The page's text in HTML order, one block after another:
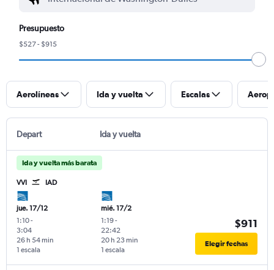
Presupuesto
$527 - $915
Aerolíneas Ida y vuelta Escalas
Depart Ida y vuelta
Ida y vuelta más barata
VVI IAD
jue. 17/12
1:10-
3:04
1 escala
26 h 54 min
mié. 17/2
1:19-
22:42
1 escala
20 h 23 min
$911
Elegir fechas